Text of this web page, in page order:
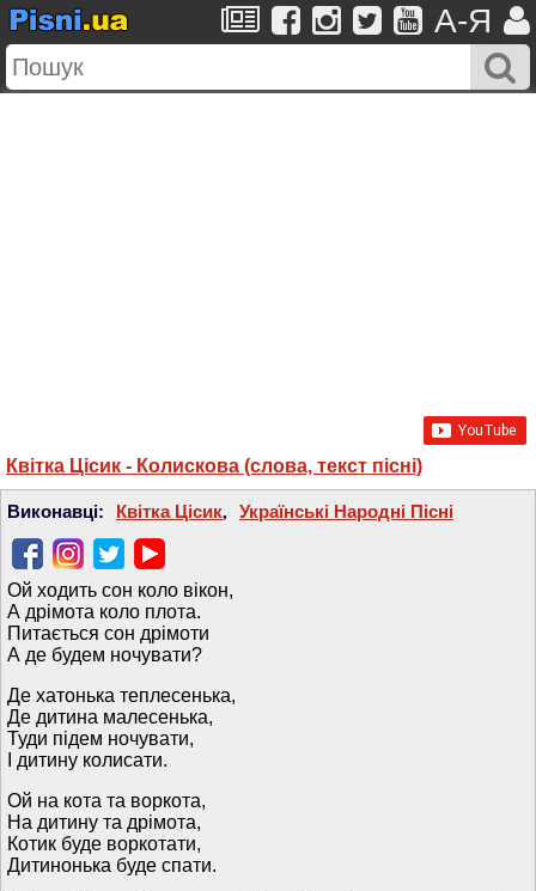
A-Я
Квітка Цісик - Колискова (слова, текст пісні)
Виконавці: Квітка Цісик, Українські Народні Пісні
Ой ходить сон коло вікон,
А дрімота коло плота.
Питається сон дрімоти
А де будем ночувати?
Де хатонька теплесенька,
Де дитина малесенька,
Туди підем ночувати,
І дитину колисати.
Ой на кота та воркота,
На дитину та дрімота,
Котик буде воркотати,
Дитинонька буде спати.